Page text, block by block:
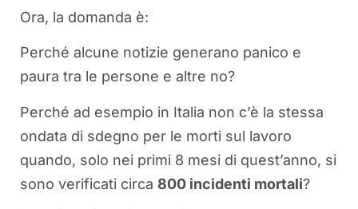
Ora, la domanda è:
Perché alcune notizie generano panico e
paura tra le persone e altre no?
Perché ad esempio in Italia non c’è la stessa
ondata di sdegno per le morti sul lavoro
quando, solo nei primi 8 mesi di quest’anno, si
sono verificati circa 800 incidenti mortali?